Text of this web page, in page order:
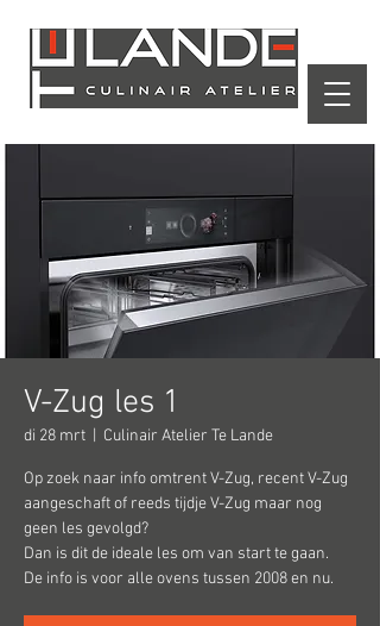
V-Zug les 1
di 28 mrt Culinair Atelier Te Lande
Op zoek naar info omtrent V-Zug, recent V-Zug
aangeschaft of reeds tijdje V-Zug maar nog
geen les gevolgd?
Dan is dit de ideale les om van start te gaan.
De info is voor alle ovens tussen 2008 en nu.